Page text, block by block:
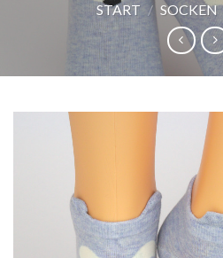
START / SOCKEN